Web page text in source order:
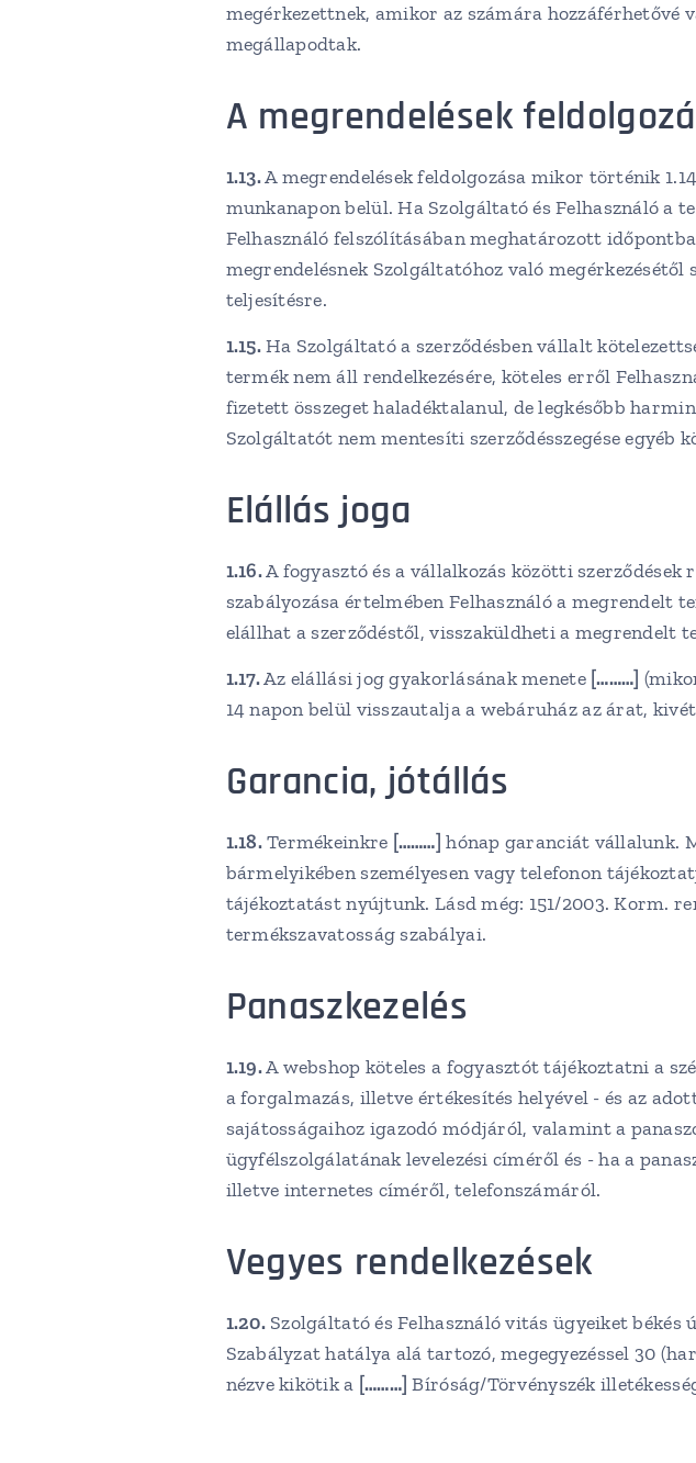
megérkezettnek, amikor az számára hozzáférhetővé
megállapodtak.
A megrendelések
1.13.A megrendelések feldolgozása mikor történik
munkanapon belül. Ha Szolgáltató és Felhasználó a
Felhasználó felszólításában meghatározott
megrendelésnek Szolgáltatóhoz való
teljesítésre.
1.15.Ha Szolgáltató a szerződésben vállalt
termék nem áll rendelkezésére, köteles erről
fizetett összeget haladéktalanul, de legkésőbb
Szolgáltatót nem mentesíti szerződésszegése egyéb
Elállás joga
1.16.A fogyasztó és a vállalkozás közötti
szabályozása értelmében Felhasználó a megrendelt
elállhat a szerződéstől, visszaküldheti a megrendelt
1.17.Az elállási jog gyakorlásának menete[………]
14 napon belül visszautalja a webáruház az árat,
Garancia, jótállás
1.18.Termékeinkre [………] hónap garanciát vállalunk.
bármelyikében személyesen vagy telefonon
tájékoztatást nyújtunk. Lásd még: 151/2003. Korm.
termékszavatosság szabályai.
Panaszkezelés
1.19.A webshop köteles a fogyasztót tájékoztatni a
a forgalmazás, illetve értékesítés helyével - és az
sajátosságaihoz igazodó módjáról, valamint a
ügyfélszolgálatának levelezési címéről és - ha a
illetve internetes címéről, telefonszámáról.
Vegyes rendelkezések
1.20.Szolgáltató és Felhasználó vitás ügyeiket békés
Szabályzat hatálya alá tartozó, megegyezéssel 30
nézve kikötik a [………] Bíróság/Törvényszék